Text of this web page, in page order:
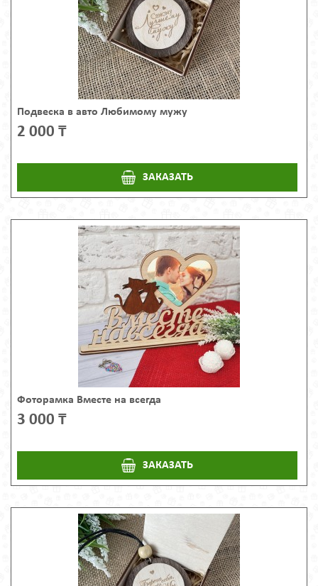
Подвеска в авто Любимому мужу
2 000 ₸
ЗАКАЗАТЬ
Фоторамка Вместе на всегда
3 000 ₸
ЗАКАЗАТЬ